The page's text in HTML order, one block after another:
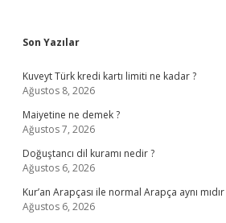
Sidebar
Son Yazılar
Kuveyt Türk kredi kartı limiti ne kadar ?
Ağustos 8, 2026
Maiyetine ne demek ?
Ağustos 7, 2026
Doğuştancı dil kuramı nedir ?
Ağustos 6, 2026
Kur’an Arapçası ile normal Arapça aynı mıdır
Ağustos 6, 2026